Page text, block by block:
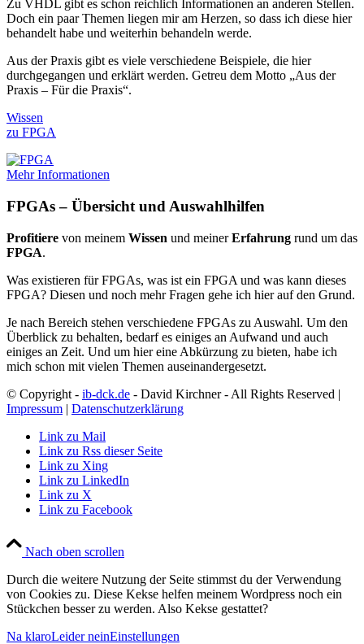
Zu VHDL gibt es schon reichlich Informationen an anderen Stellen.
Doch ein paar Themen liegen mir am Herzen, so dass ich diese hier
behandelt habe und weiterhin behandeln werde.
Aus der Praxis gibt es viele verschiedene Beispiele, die hier
durchgegangen und erklärt werden. Getreu dem Motto „Aus der
Praxis – Für die Praxis“.
Wissen
zu FPGA
Mehr Informationen
FPGAs – Übersicht und Auswahlhilfen
Profitiere von meinem Wissen und meinerErfahrung rund um das
FPGA.
Was existieren für FPGAs, was ist ein FPGA und was kann dieses
FPGA? Diesen und noch mehr Fragen gehe ich hier auf den Grund.
Je nach Bereich stehen verschiedene FPGAs zu Auswahl. Um den
Überblick zu behalten, bedarf es einiges an Aufwand und auch
einiges an Zeit. Und um hier eine Abkürzung zu bieten, habe ich
mich schon mit vielen Themen auseinandergesetzt.
© Copyright - ib-dck.de - David Kirchner - All Rights Reserved |
Impressum | Datenschutzerklärung
Link zu Mail
Link zu Rss dieser Seite
Link zu Xing
Link zu LinkedIn
Link zu X
Link zu Facebook
Nach oben scrollen
Durch die weitere Nutzung der Seite stimmst du der Verwendung
von Cookies zu. Diese Kekse helfen meinem Wordpress noch ein
Stückchen besser zu werden. Also Kekse gestattet?
Na klaroLeider neinEinstellungen